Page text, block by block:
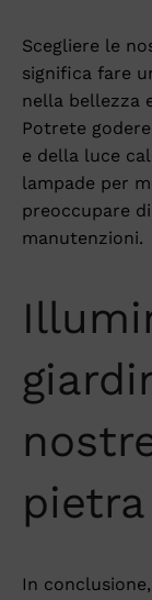
Scegliere le
significa fare
nella bellezza
Potrete
e della luce
lampade per
preoccupare
manutenzioni.
In